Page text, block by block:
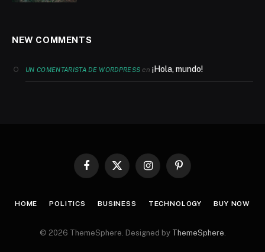
NEW COMMENTS
UN COMENTARISTA DE WORDPRESS en¡Hola, mundo!
Facebook
X
InstagramPinterest
HOME POLITICS BUSINESS TECHNOLOGY BUY NOW
© 2026 ThemeSphere. Designed by ThemeSphere.